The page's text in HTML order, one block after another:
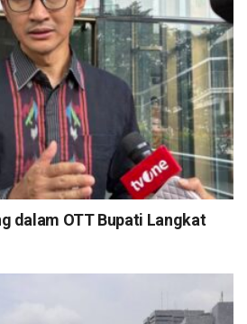
dalam OTT Bupati Langkat